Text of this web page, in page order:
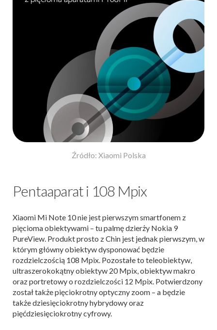
Źródło: Xiaomi Polska
Pentaaparat i 108 Mpix
Xiaomi Mi Note 10 nie jest pierwszym smartfonem z
pięcioma obiektywami – tu palmę dzierży Nokia 9
PureView. Produkt prosto z Chin jest jednak pierwszym, w
którym główny obiektyw dysponować będzie
rozdzielczością 108 Mpix. Pozostałe to teleobiektyw,
ultraszerokokątny obiektyw 20 Mpix, obiektyw makro
oraz portretowy o rozdzielczości 12 Mpix. Potwierdzony
został także pięciokrotny optyczny zoom – a będzie
także dziesięciokrotny hybrydowy oraz
pięćdziesięciokrotny cyfrowy.